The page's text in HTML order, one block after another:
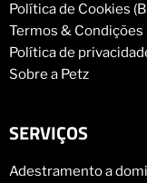
Política de Cookies
Termos & Condições
Política de
Sobre a Petz
SERVIÇOS
Adestramento a